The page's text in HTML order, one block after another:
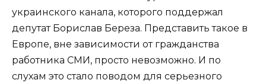
украинского канала, которого поддержал
депутат Борислав Береза. Представить такое в
Европе, вне зависимости от гражданства
работника СМИ, просто невозможно. И по
слухам это стало поводом для серьезного